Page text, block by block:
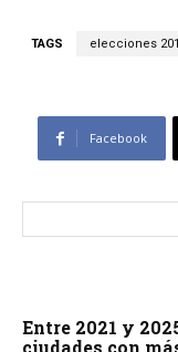
TAGS elecciones
Facebook
Entre 2021 y
ciudades con